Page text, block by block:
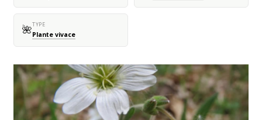
🌺TYPE
Plante vivace